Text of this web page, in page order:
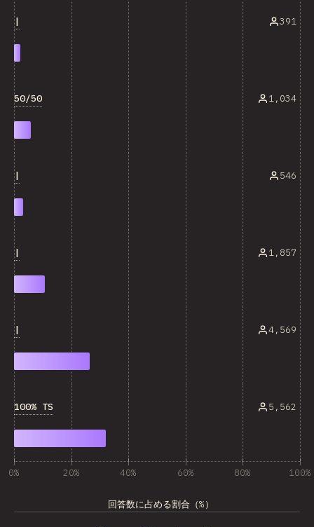
| 391
50/50 1,034
| 546
| 1,857
| 4,569
100% TS 5,562
0% 20% 40% 60% 80% 100%
回答数に占める割合（%）